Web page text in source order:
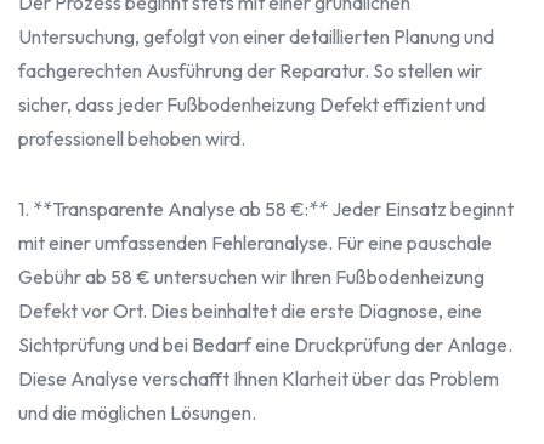
Untersuchung, gefolgt von einer detaillierten Planung und
fachgerechten Ausführung der Reparatur. So stellen wir
sicher, dass jeder Fußbodenheizung Defekt effizient und
professionell behoben wird.
1. **Transparente Analyse ab 58 €:** Jeder Einsatz beginnt
mit einer umfassenden Fehleranalyse. Für eine pauschale
Gebühr ab 58 € untersuchen wir Ihren Fußbodenheizung
Defekt vor Ort. Dies beinhaltet die erste Diagnose, eine
Sichtprüfung und bei Bedarf eine Druckprüfung der Anlage.
Diese Analyse verschafft Ihnen Klarheit über das Problem
und die möglichen Lösungen.